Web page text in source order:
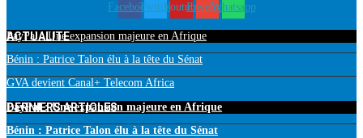
FacebookTwitterYoutubeEnvelopeWhatsapp
ACTUALITE
PayPal : Une expansion majeure en Afrique
Bénin : Patrice Talon élu à la tête du Sénat
GVA devient Canal+ Telecom Africa
DERNIERS ARTICLES
PayPal : Une expansion majeure en Afrique
Bénin : Patrice Talon élu à la tête du Sénat